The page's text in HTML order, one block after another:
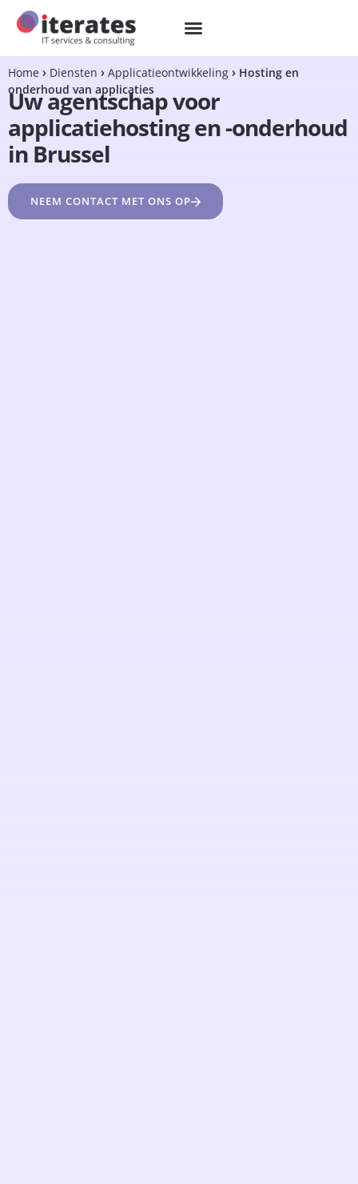
Home Diensten Applicatieontwikkeling
onderhoud van applicaties
Uw agentschap voor
applicatiehosting en -onderhoud
in Brussel
NEEM CONTACT MET ONS OP